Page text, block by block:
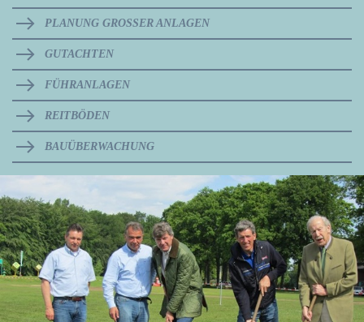
PLANUNG GROSSER ANLAGEN
GUTACHTEN
FÜHRANLAGEN
REITBÖDEN
BAUÜBERWACHUNG